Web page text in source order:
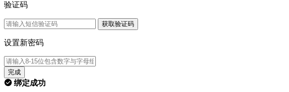
验证码
获取验证码
设置新密码
完成
绑定成功